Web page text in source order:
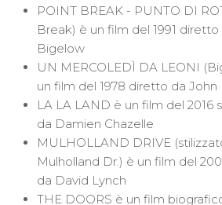
POINT BREAK - PUNTO DI
Break) è un film del 1991
Bigelow
UN MERCOLEDÌ DA LEONI
un film del 1978 diretto da John
LA LA LAND è un film del 2016
da Damien Chazelle
MULHOLLAND DRIVE
Mulholland Dr.) è un film del
da David Lynch
THE DOORS è un film